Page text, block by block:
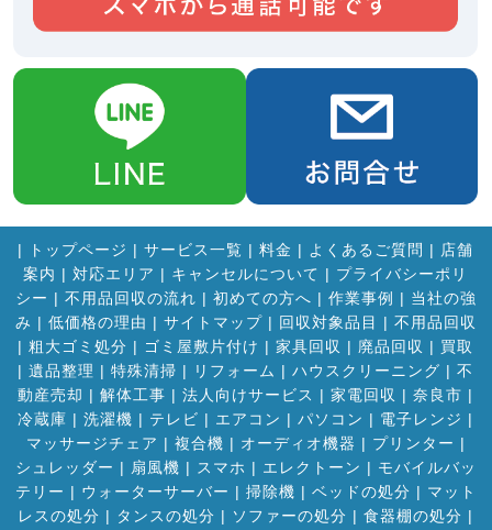
| トップページ | サービス一覧 | 料金 | よくあるご質問 | 店舗
案内 | 対応エリア | キャンセルについて | プライバシーポリ
シー | 不用品回収の流れ | 初めての方へ | 作業事例 | 当社の強
み | 低価格の理由 | サイトマップ| 回収対象品目 | 不用品回収
| 粗大ゴミ処分 | ゴミ屋敷片付け | 家具回収 | 廃品回収 | 買取
| 遺品整理 | 特殊清掃 | リフォーム | ハウスクリーニング | 不
動産売却 | 解体工事 | 法人向けサービス | 家電回収 | 奈良市 |
冷蔵庫 | 洗濯機 | テレビ | エアコン | パソコン | 電子レンジ |
マッサージチェア | 複合機 | オーディオ機器 | プリンター |
シュレッダー | 扇風機 | スマホ | エレクトーン | モバイルバッ
テリー | ウォーターサーバー | 掃除機 | ベッドの処分 | マット
レスの処分 | タンスの処分 | ソファーの処分 | 食器棚の処分 |